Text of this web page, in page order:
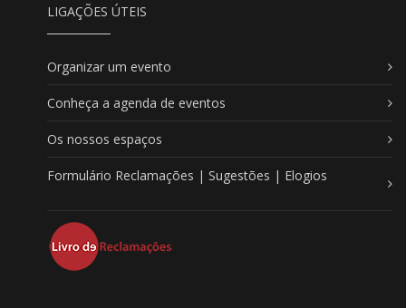
LIGAÇÕES ÚTEIS
Organizar um evento
Conheça a agenda de eventos
Os nossos espaços
Formulário Reclamações | Sugestões | Elogios